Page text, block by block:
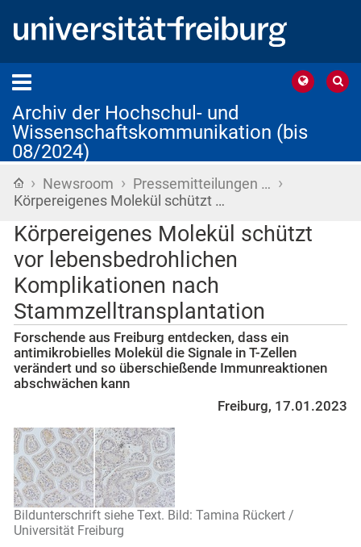
Archiv der Hochschul- und
Wissenschaftskommunikation (bis
08/2024)
Startseite
› Newsroom › Pressemitteilungen … ›
Körpereigenes Molekül schützt …
Körpereigenes Molekül schützt
vor lebensbedrohlichen
Komplikationen nach
Stammzelltransplantation
Forschende aus Freiburg entdecken, dass ein
antimikrobielles Molekül die Signale in T-Zellen
verändert und so überschießende Immunreaktionen
abschwächen kann
Freiburg, 17.01.2023
Bildunterschrift siehe Text. Bild: Tamina Rückert /
Universität Freiburg